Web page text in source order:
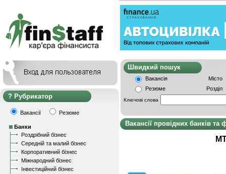
Рубрикатор
Вакансії Резюме
Банки
Роздрібний бізнес
Середній та малий бізнес
Корпоративний бізнес
Міжнародний бізнес
Інвестиційний бізнес
Швидкий
Вакансія
Місто
Резюме
Розділ
Ключові слова
Вакансії провідних банків та